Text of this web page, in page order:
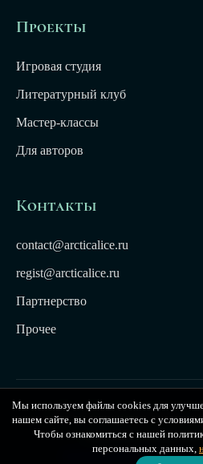
Проекты
Игровая студия
Литературный клуб
Мастер-классы
Для авторов
Контакты
contact@arcticalice.ru
regist@arcticalice.ru
Партнерство
Прочее
© 2022-2026 Издательство
защищены.
Публичная оферта|Политика
Мы используем файлы cookies для
нашем сайте, вы соглашаетесь с
Чтобы ознакомиться с нашей
персональных данных,